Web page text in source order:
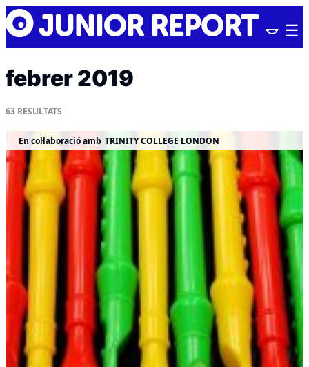
Skip
to
content
Junior
Report
febrer 2019
63 RESULTATS
En col·laboració amb TRINITY COLLEGE LONDON